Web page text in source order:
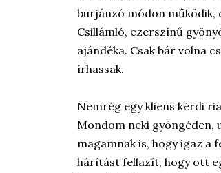
burjánzó módon működik,
Csillámló, ezerszínű
ajándéka. Csak bár volna
írhassak.
Nemrég egy kliens kérdi
Mondom neki gyöngéden,
magamnak is, hogy igaz a
hárítást fellazít, hogy ott